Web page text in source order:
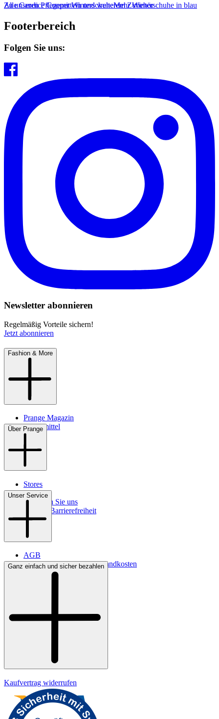
Zu unseren Pflegemitteln und weiterem Zubehör
Alle Candice Cooper WinterschuheMehr Winterschuhe in blau
Footerbereich
Folgen Sie uns:
Newsletter abonnieren
Regelmäßig Vorteile sichern!
Jetzt abonnieren
Fashion & More
Prange Magazin
Pflegemittel
Über Prange
Stores
Kontakt
So finden Sie uns
Digitale Barrierefreiheit
Unser Service
AGB
Lieferbedingungen & Versandkosten
Bezahlung
Ganz einfach und sicher bezahlen
Kaufvertrag widerrufen